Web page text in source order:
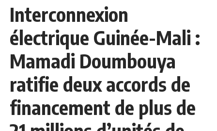
Interconnexion
électrique Guinée-Mali :
Mamadi Doumbouya
ratifie deux accords de
financement de plus de